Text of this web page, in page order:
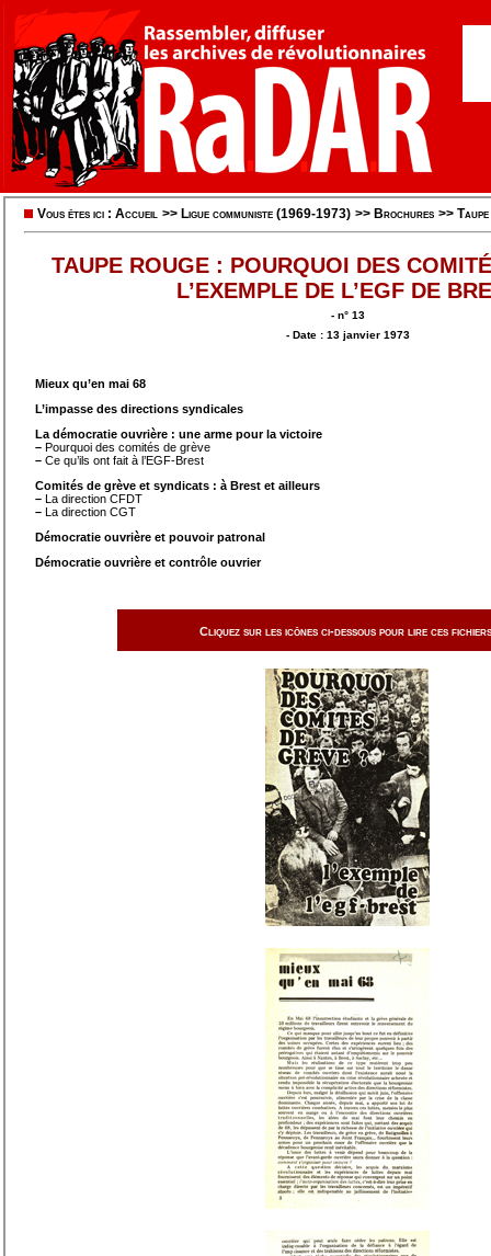
Vous êtes ici : Accueil >> Ligue communiste (1969-1973) >> Brochures >>
TAUPE ROUGE : POURQUOI DES
L’EXEMPLE DE L’EGF DE
- n° 13
- Date : 13 janvier 1973
Mieux qu’en mai 68
L’impasse des directions syndicales
La démocratie ouvrière : une arme pour la victoire
– Pourquoi des comités de grève
– Ce qu’ils ont fait à l’EGF-Brest
Comités de grève et syndicats : à Brest et ailleurs
– La direction CFDT
– La direction CGT
Démocratie ouvrière et pouvoir patronal
Démocratie ouvrière et contrôle ouvrier
Cliquez sur les icônes ci-dessous pour lire ces